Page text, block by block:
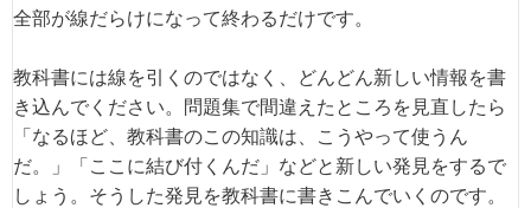
全部が線だらけになって終わるだけです。
教科書には線を引くのではなく、どんどん新しい情報を書
き込んでください。問題集で間違えたところを見直したら
「なるほど、教科書のこの知識は、こうやって使うん
だ。」「ここに結び付くんだ」などと新しい発見をするで
しょう。そうした発見を教科書に書きこんでいくのです。